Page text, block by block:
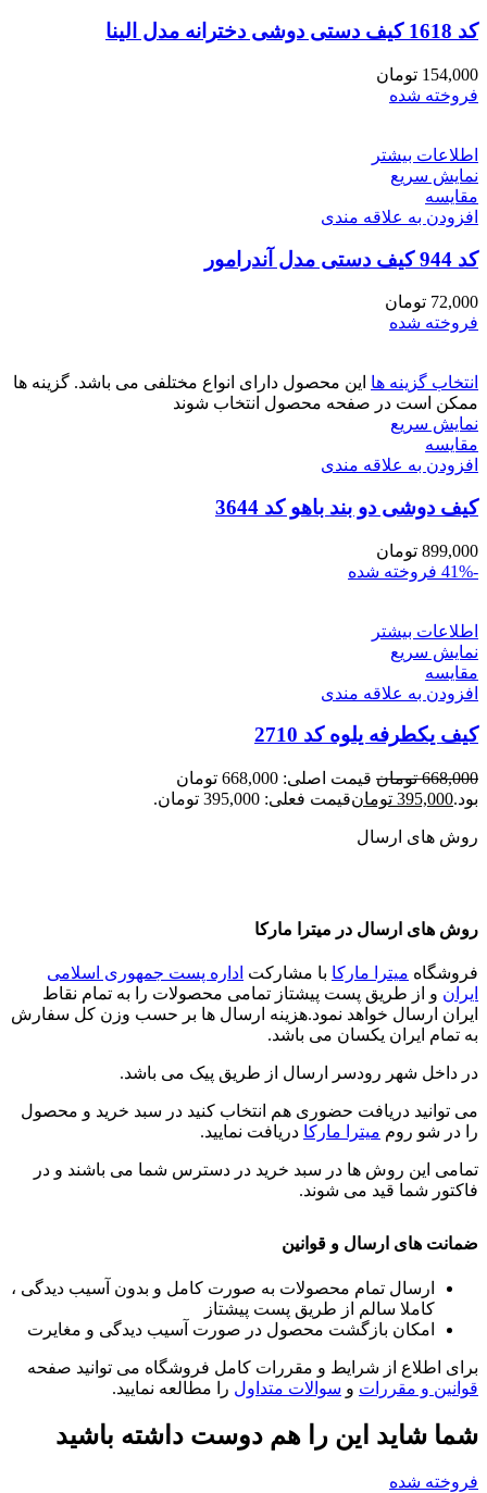
کد 1618 کیف دستی دوشی دخترانه مدل الینا
154,000 تومان
فروخته شده
اطلاعات بیشتر
نمایش سریع
مقايسه
افزودن به علاقه مندی
کد 944 کیف دستی مدل آندرامور
72,000 تومان
فروخته شده
انتخاب گزینه ها این محصول دارای انواع مختلفی می باشد. گزینه ها
ممکن است در صفحه محصول انتخاب شوند
نمایش سریع
مقايسه
افزودن به علاقه مندی
کیف دوشی دو بند باهو کد 3644
899,000 تومان
-41%
فروخته شده
اطلاعات بیشتر
نمایش سریع
مقايسه
افزودن به علاقه مندی
کیف یکطرفه یلوه کد 2710
668,000 تومان
قیمت اصلی: 668,000 تومان
بود.395,000 تومانقیمت فعلی: 395,000 تومان.
روش های ارسال
روش های ارسال در میترا مارکا
فروشگاه میترا مارکا با مشارکت اداره پست جمهوری اسلامی
ایران و از طریق پست پیشتاز تمامی محصولات را به تمام نقاط
ایران ارسال خواهد نمود.هزینه ارسال ها بر حسب وزن کل سفارش
به تمام ایران یکسان می باشد.
در داخل شهر رودسر ارسال از طریق پیک می باشد.
می توانید دریافت حضوری هم انتخاب کنید در سبد خرید و محصول
را در شو روم میترا مارکا دریافت نمایید.
تمامی این روش ها در سبد خرید در دسترس شما می باشند و در
فاکتور شما قید می شوند.
ضمانت های ارسال و قوانین
ارسال تمام محصولات به صورت کامل و بدون آسیب دیدگی ،
کاملا سالم از طریق پست پیشتاز
امکان بازگشت محصول در صورت آسیب دیدگی و مغایرت
برای اطلاع از شرایط و مقررات کامل فروشگاه می توانید صفحه
قوانین و مقررات و سوالات متداول را مطالعه نمایید.
شما شاید این را هم دوست داشته باشید
فروخته شده